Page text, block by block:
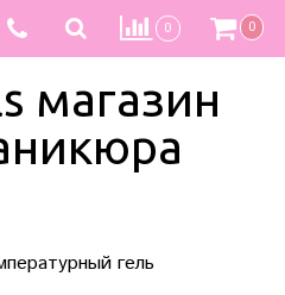
0 0
магазин
гель